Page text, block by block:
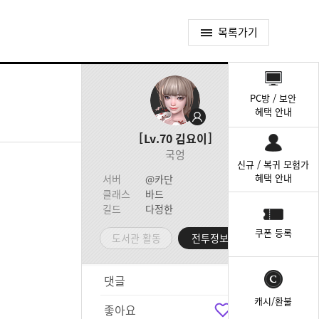
목록가기
Lv.70 김요이
국엉
서버
@카단
클래스
바드
길드
다정한
도서관 활동 전투정보실
댓글
좋아요
PC방 / 보안
혜택 안내
신규 / 복귀 모험가
혜택 안내
쿠폰 등록
캐시/환불